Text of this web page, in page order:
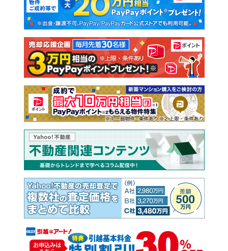
新築一戸建て 中古一戸建て
注文住宅 土地
売却査定